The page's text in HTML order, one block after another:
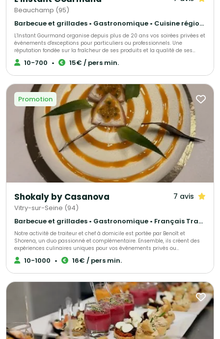
Beauchamp (95)
Barbecue et grillades • Gastronomique • Cuisine régionale
L'Instant Gourmand organise depuis plus de 20 ans vos soirées privées et
événements d'exceptions pour particuliers ou professionnels. Une
réputation fondée sur la fraîcheur de ses produits et la qualité de ses
prestations.
10-700 • 15€ / pers min.
Promotion
Shokaly by Casanova 7 avis
Vitry-sur-Seine (94)
Barbecue et grillades • Gastronomique • Français Traditionnel
Notre activité de traiteur et chef à domicile est portée par Benoît et
Shorena, un duo passionné et complémentaire. Ensemble, ils créent des
expériences culinaires uniques pour vos événements privés ou
professionnels. Leur cuisine met à l’honneur des produits frais et de
saison, soigneusement sélectionnés pour garantir qualité et authenticité.
repas en un moment convivial et mémorable.
10-1000 • 16€ / pers min.